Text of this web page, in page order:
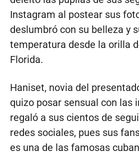
Instagram al postear sus
deslumbró con su belleza y
temperatura desde la orilla
Florida.
Haniset, novia del
quizo posar sensual con las
regaló a sus cientos de
redes sociales, pues sus
es una de las famosas